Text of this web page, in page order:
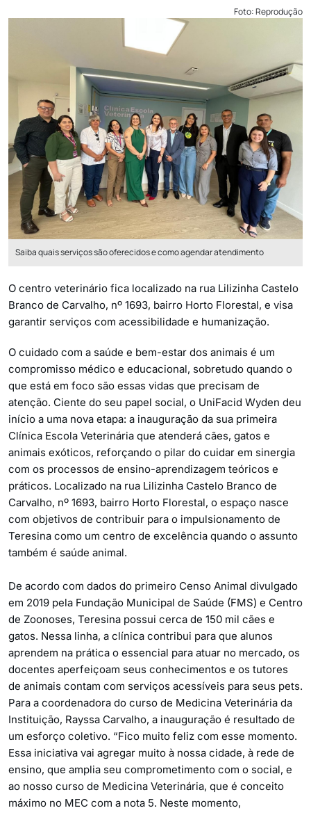
Foto: Reprodução
Saiba quais serviços são oferecidos e como agendar atendimento
O centro veterinário fica localizado na rua Lilizinha Castelo
Branco de Carvalho, nº 1693, bairro Horto Florestal, e visa
garantir serviços com acessibilidade e humanização.
O cuidado com a saúde e bem-estar dos animais é um
compromisso médico e educacional, sobretudo quando o
que está em foco são essas vidas que precisam de
atenção. Ciente do seu papel social, o UniFacid Wyden deu
início a uma nova etapa: a inauguração da sua primeira
Clínica Escola Veterinária que atenderá cães, gatos e
animais exóticos, reforçando o pilar do cuidar em sinergia
com os processos de ensino-aprendizagem teóricos e
práticos. Localizado na rua Lilizinha Castelo Branco de
Carvalho, nº 1693, bairro Horto Florestal, o espaço nasce
com objetivos de contribuir para o impulsionamento de
Teresina como um centro de excelência quando o assunto
também é saúde animal.
De acordo com dados do primeiro Censo Animal divulgado
em 2019 pela Fundação Municipal de Saúde (FMS) e Centro
de Zoonoses, Teresina possui cerca de 150 mil cães e
gatos. Nessa linha, a clínica contribui para que alunos
aprendem na prática o essencial para atuar no mercado, os
docentes aperfeiçoam seus conhecimentos e os tutores
de animais contam com serviços acessíveis para seus pets.
Para a coordenadora do curso de Medicina Veterinária da
Instituição, Rayssa Carvalho, a inauguração é resultado de
um esforço coletivo. “Fico muito feliz com esse momento.
Essa iniciativa vai agregar muito à nossa cidade, à rede de
ensino, que amplia seu comprometimento com o social, e
ao nosso curso de Medicina Veterinária, que é conceito
máximo no MEC com a nota 5. Neste momento,